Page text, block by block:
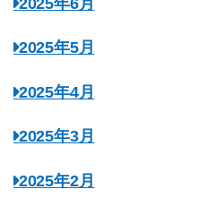
2025年6月
2025年5月
2025年4月
2025年3月
2025年2月